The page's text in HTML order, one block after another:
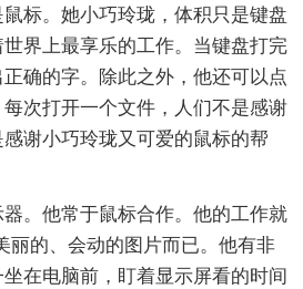
。她小巧玲珑，体积只是键盘
界上最享乐的工作。当键盘打完
确的字。除此之外，他还可以点
次打开一个文件，人们不是感谢
谢小巧玲珑又可爱的鼠标的帮
他常于鼠标合作。他的工作就
丽的、会动的图片而已。他有非
在电脑前，盯着显示屏看的时间